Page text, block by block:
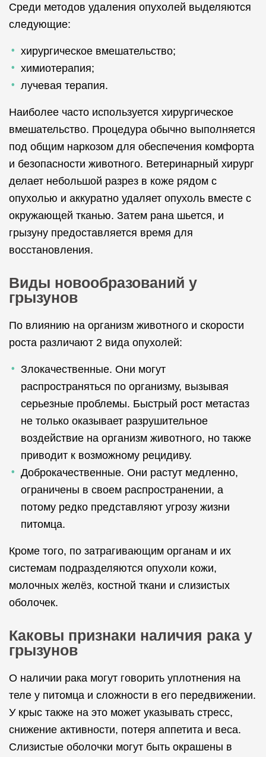
Среди методов удаления опухолей выделяются
следующие:
хирургическое вмешательство;
химиотерапия;
лучевая терапия.
Наиболее часто используется хирургическое
вмешательство. Процедура обычно выполняется
под общим наркозом для обеспечения комфорта
и безопасности животного. Ветеринарный хирург
делает небольшой разрез в коже рядом с
опухолью и аккуратно удаляет опухоль вместе с
окружающей тканью. Затем рана шьется, и
грызуну предоставляется время для
восстановления.
Виды новообразований у
грызунов
По влиянию на организм животного и скорости
роста различают 2 вида опухолей:
Злокачественные. Они могут
распространяться по организму, вызывая
серьезные проблемы. Быстрый рост метастаз
не только оказывает разрушительное
воздействие на организм животного, но также
приводит к возможному рецидиву.
Доброкачественные. Они растут медленно,
ограничены в своем распространении, а
потому редко представляют угрозу жизни
питомца.
Кроме того, по затрагивающим органам и их
системам подразделяются опухоли кожи,
молочных желёз, костной ткани и слизистых
оболочек.
Каковы признаки наличия рака у
грызунов
О наличии рака могут говорить уплотнения на
теле у питомца и сложности в его передвижении.
У крыс также на это может указывать стресс,
снижение активности, потеря аппетита и веса.
Слизистые оболочки могут быть окрашены в